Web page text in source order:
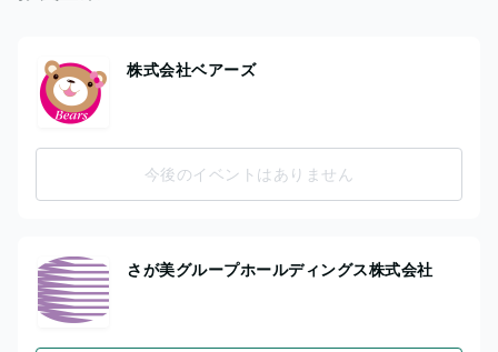
株式会社ベアーズ
今後のイベントはありません
さが美グループホールディングス株式会社